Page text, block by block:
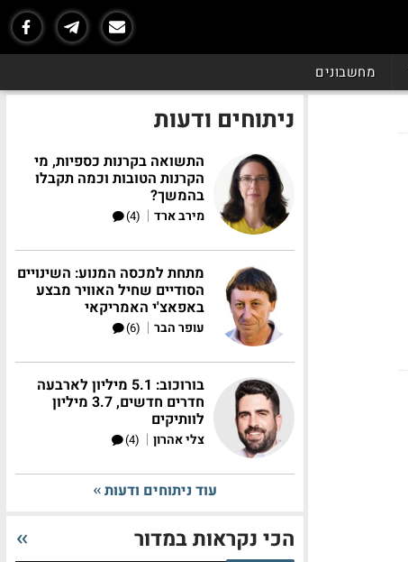
מחשבונים
ניתוחים ודעות
התשואה בקרנות כספיות, מי
הקרנות הטובות וכמה תקבלו
בהמשך?
מירב ארד |
(4)
מתחת למכסה המנוע: השינויים
הסודיים שחיל האוויר מבצע
באפאצ'י האמריקאי
עופר הבר |
(6)
בורוכוב: 5.1 מיליון לארבעה
חדרים חדשים, 3.7 מיליון
לוותיקים
צלי אהרון |
(4)
עוד ניתוחים ודעות
הכי נקראות במדור